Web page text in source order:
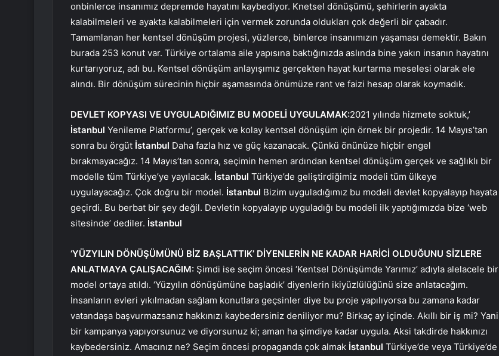
onbinlerce insanımız depremde hayatını kaybediyor. Knetsel dönüşümü, şehirlerin ayakta
kalabilmeleri ve ayakta kalabilmeleri için vermek zorunda oldukları çok değerli bir çabadır.
Tamamlanan her kentsel dönüşüm projesi, yüzlerce, binlerce insanımızın yaşaması demektir. Bakın
burada 253 konut var. Türkiye ortalama aile yapısına baktığınızda aslında bine yakın insanın hayatını
kurtarıyoruz, adı bu. Kentsel dönüşüm anlayışımız gerçekten hayat kurtarma meselesi olarak ele
alındı. Bir dönüşüm sürecinin hiçbir aşamasında önümüze rant ve faizi hesap olarak koymadık.
DEVLET KOPYASI VE UYGULADIĞIMIZ BU MODELİ UYGULAMAK:2021 yılında hizmete soktuk,’
İstanbul Yenileme Platformu’, gerçek ve kolay kentsel dönüşüm için örnek bir projedir. 14 Mayıs’tan
sonra bu örgüt İstanbul Daha fazla hız ve güç kazanacak. Çünkü önünüze hiçbir engel
bırakmayacağız. 14 Mayıs’tan sonra, seçimin hemen ardından kentsel dönüşüm gerçek ve sağlıklı bir
modelle tüm Türkiye’ye yayılacak. İstanbul Türkiye’de geliştirdiğimiz modeli tüm ülkeye
uygulayacağız. Çok doğru bir model. İstanbul Bizim uyguladığımız bu modeli devlet kopyalayıp hayata
geçirdi. Bu berbat bir şey değil. Devletin kopyalayıp uyguladığı bu modeli ilk yaptığımızda bize ‘web
sitesinde’ dediler. İstanbul
‘YÜZYILIN DÖNÜŞÜMÜNÜ BİZ BAŞLATTIK’ DİYENLERİN NE KADAR HARİCİ OLDUĞUNU SİZLERE
ANLATMAYA ÇALIŞACAĞIM: Şimdi ise seçim öncesi ‘Kentsel Dönüşümde Yarımız’ adıyla alelacele bir
model ortaya atıldı. ‘Yüzyılın dönüşümüne başladık’ diyenlerin ikiyüzlülüğünü size anlatacağım.
İnsanların evleri yıkılmadan sağlam konutlara geçsinler diye bu proje yapılıyorsa bu zamana kadar
vatandaşa başvurmazsanız hakkınızı kaybedersiniz deniliyor mu? Birkaç ay içinde. Akıllı bir iş mi? Yani
bir kampanya yapıyorsunuz ve diyorsunuz ki; aman ha şimdiye kadar uygula. Aksi takdirde hakkınızı
kaybedersiniz. Amacınız ne? Seçim öncesi propaganda çok almak İstanbul Türkiye’de veya Türkiye’de